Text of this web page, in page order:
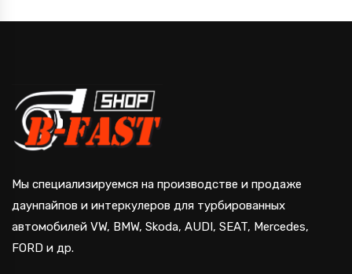
Мы специализируемся на производстве и продаже
даунпайпов и интеркулеров для турбированных
автомобилей VW, BMW, Skoda, AUDI, SEAT, Mercedes,
FORD и др.